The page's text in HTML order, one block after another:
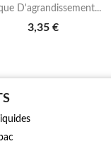
D'agrandissement...
3,35 €
Aperçu rapide